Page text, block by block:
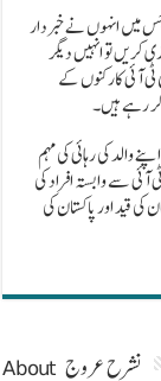
جس میں انہوں نے خبردار
کریں تو انہیں دیگر
ٹی آئی کارکنوں کے
کر رہے ہیں۔
والد کی رہائی کی مہم
سے وابستہ افراد کی
قید اور پاکستان کی
About نشرح عروج